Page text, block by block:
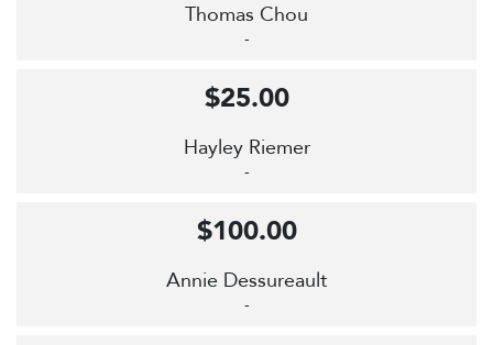
Thomas Chou
-
Hayley Riemer
-
$25.00
Annie Dessureault
-
$100.00